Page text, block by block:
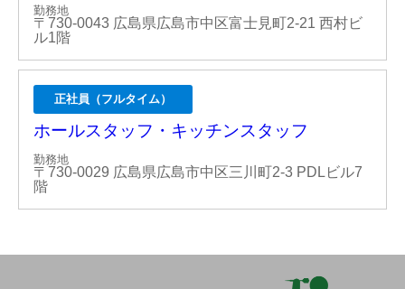
勤務地
〒730-0043 広島県広島市中区富士見町2-21 西村ビ
ル1階
ホールスタッフ・キッチンスタッフ
勤務地
〒730-0029 広島県広島市中区三川町2-3 PDLビル7
階
正社員（フルタイム）